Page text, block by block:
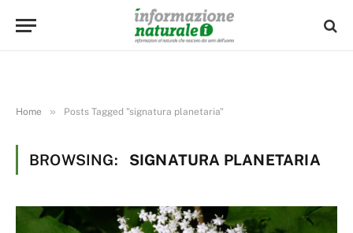
Home » Posts Tagged "signatura planetaria"
BROWSING: SIGNATURA PLANETARIA